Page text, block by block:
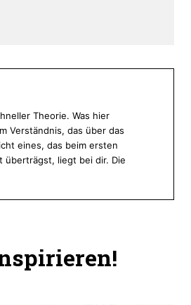
Theorie. Was hier
Verständnis, das über das
eines, das beim ersten
überträgst, liegt bei dir. Die